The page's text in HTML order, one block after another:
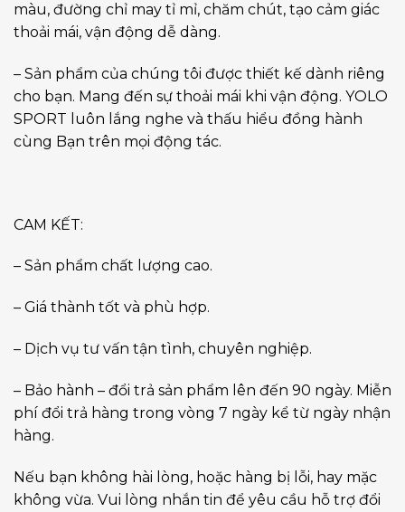
màu, đường chỉ may tỉ mỉ, chăm chút, tạo cảm giác
thoải mái, vận động dễ dàng.
– Sản phẩm của chúng tôi được thiết kế dành riêng
cho bạn. Mang đến sự thoải mái khi vận động. YOLO
SPORT luôn lắng nghe và thấu hiểu đồng hành
cùng Bạn trên mọi động tác.
CAM KẾT:
– Sản phẩm chất lượng cao.
– Giá thành tốt và phù hợp.
– Dịch vụ tư vấn tận tình, chuyên nghiệp.
– Bảo hành – đổi trả sản phẩm lên đến 90 ngày. Miễn
phí đổi trả hàng trong vòng 7 ngày kể từ ngày nhận
hàng.
Nếu bạn không hài lòng, hoặc hàng bị lỗi, hay mặc
không vừa. Vui lòng nhắn tin để yêu cầu hỗ trợ đổi